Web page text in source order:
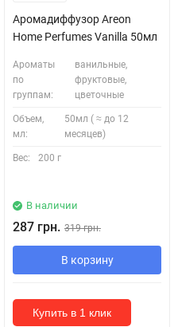
Аромадиффузор Areon
Home Perfumes Vanilla 50мл
Ароматы
по
группам:
ванильные,
фруктовые,
цветочные
Объем,
мл:
50мл ( ≈ до 12
месяцев)
Вес: 200 г
В наличии
287 грн. 319 грн.
В корзину
Купить в 1 клик